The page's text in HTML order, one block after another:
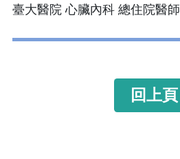
臺大醫院 心臟內科 總住院醫師
回上頁